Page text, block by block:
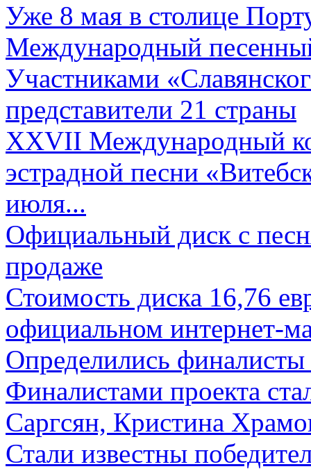
Уже 8 мая в столице
Международный
Участниками
представители 21 страны
XXVII Международный
эстрадной песни
июля...
Официальный диск с
продаже
Стоимость диска 16,76
официальном интернет-
Определились
Финалистами проекта
Саргсян, Кристина
Стали известны